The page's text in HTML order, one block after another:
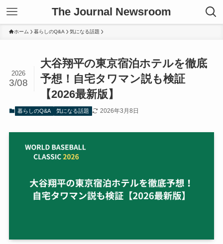
The Journal Newsroom
ホーム 暮らしのQ&A 気になる話題
大谷翔平の東京宿泊ホテルを徹底
予想！自宅タワマン説も検証
【2026最新版】
2026
3/08
暮らしのQ&A 気になる話題 2026年3月8日